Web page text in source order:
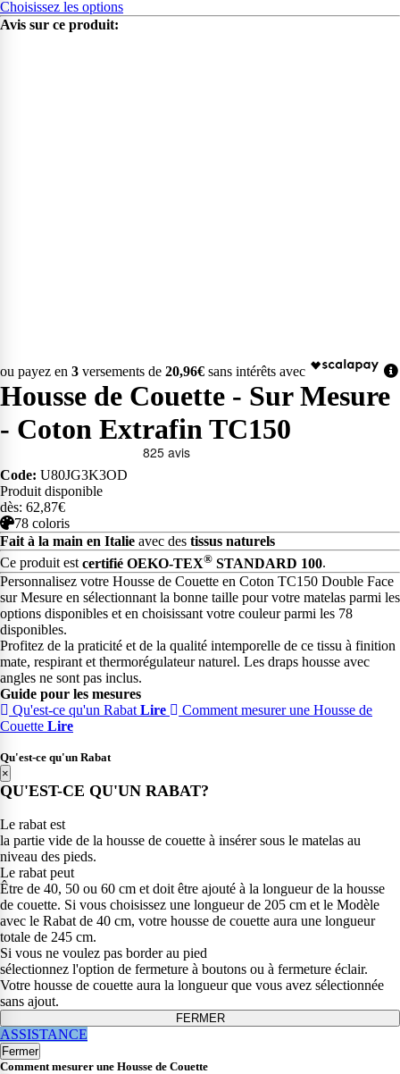
Choisissez les options
Avis sur ce produit:
ou payez en 3 versements de 20,96€ sans intérêts avec
Housse de Couette - Sur Mesure
- Coton Extrafin TC150
Code: U80JG3K3OD
Produit disponible
dès: 62,87€
78 coloris
Fait à la main en Italie avec des tissus naturels
Ce produit estcertifié OEKO-TEX® STANDARD 100.
Personnalisez votre Housse de Couette en Coton TC150 Double Face
sur Mesure en sélectionnant la bonne taille pour votre matelas parmi les
options disponibles et en choisissant votre couleur parmi les 78
disponibles.
Profitez de la praticité et de la qualité intemporelle de ce tissu à finition
mate, respirant et thermorégulateur naturel. Les draps housse avec
angles ne sont pas inclus.
Guide pour les mesures
Qu'est-ce qu'un Rabat Lire
Comment mesurer une Housse de
Couette Lire
Qu'est-ce qu'un Rabat
×
QU'EST-CE QU'UN RABAT?
Le rabat est
la partie vide de la housse de couette à insérer sous le matelas au
niveau des pieds.
Le rabat peut
Être de 40, 50 ou 60 cm et doit être ajouté à la longueur de la housse
de couette. Si vous choisissez une longueur de 205 cm et le Modèle
avec le Rabat de 40 cm, votre housse de couette aura une longueur
totale de 245 cm.
Si vous ne voulez pas border au pied
sélectionnez l'option de fermeture à boutons ou à fermeture éclair.
Votre housse de couette aura la longueur que vous avez sélectionnée
sans ajout.
FERMER
ASSISTANCE
Fermer
Comment mesurer une Housse de Couette